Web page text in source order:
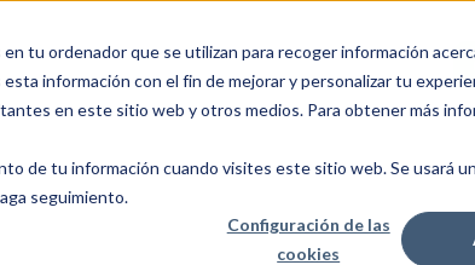
tu ordenador que se utilizan para recoger información
información con el fin de mejorar y personalizar tu
en este sitio web y otros medios. Para obtener más
de tu información cuando visites este sitio web. Se usará
seguimiento.
Configuración de las
cookies
INICIO SERVICIOS